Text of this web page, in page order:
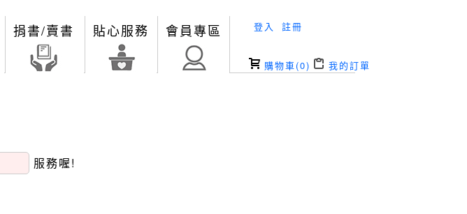
捐書/賣書 貼心服務 會員專區 登入 註冊
購物車(0) 我的訂單
服務喔!